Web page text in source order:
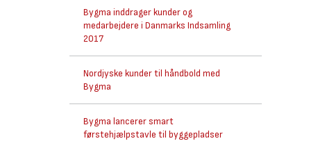
Bygma inddrager kunder og
medarbejdere i Danmarks Indsamling
2017
Nordjyske kunder til håndbold med
Bygma
Bygma lancerer smart
førstehjælpstavle til byggepladser